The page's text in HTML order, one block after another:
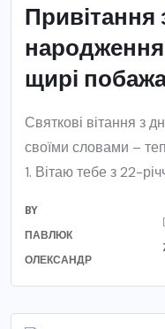
Привітання
народження
щирі
Святкові вітання з
своїми словами –
1. Вітаю тебе з 22-
BY
ПАВЛЮК
ОЛЕКСАНДР